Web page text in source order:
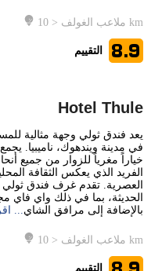
ملاعب الغولف < 10 km
8.9
Hotel Thule
يعد فندق ثولي وجهة مثالية
في مدينة ويندهوك، ناميبيا.
خياراً مغرياً للزوار من جميع
الفريد الذي يعكس الثقافة
العصرية. تقدم غرف فندق
الحديثة، بما في ذلك واي
بالإضافة إلى مرافق الشاي...
ملاعب الغولف < 10 km